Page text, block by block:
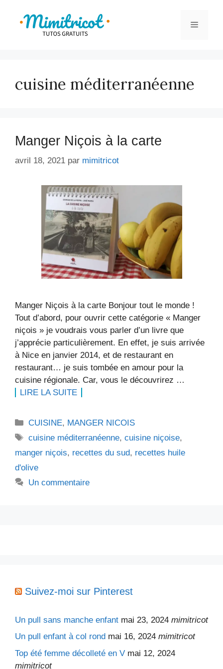
contenu
Menu
cuisine méditerranéenne
Manger Niçois à la carte
avril 18, 2021 par mimitricot
Manger Niçois à la carte Bonjour tout le monde !
Tout d’abord, pour ouvrir cette catégorie « Manger
niçois » je voudrais vous parler d’un livre que
j’apprécie particulièrement. En effet, je suis arrivée
à Nice en janvier 2014, et de restaurant en
restaurant… je suis tombée en amour pour la
cuisine régionale. Car, vous le découvrirez …
LIRE LA SUITE
Catégories
CUISINE, MANGER NICOIS
Étiquettes
cuisine méditerranéenne,cuisine niçoise,
manger niçois, recettes du sud, recettes huile
d'olive
Un commentaire
Suivez-moi sur Pinterest
Un pull sans manche enfant mai 23, 2024 mimitricot
Un pull enfant à col rond mai 16, 2024 mimitricot
Top été femme décolleté en V mai 12, 2024
mimitricot